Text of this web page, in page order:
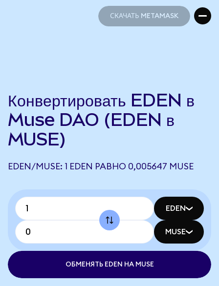
СКАЧАТЬ METAMASK
Конвертировать EDEN в
Muse DAO (EDEN в
MUSE)
EDEN/MUSE: 1 EDEN РАВНО 0,005647 MUSE
EDEN
MUSE
ОБМЕНЯТЬ EDEN НА MUSE